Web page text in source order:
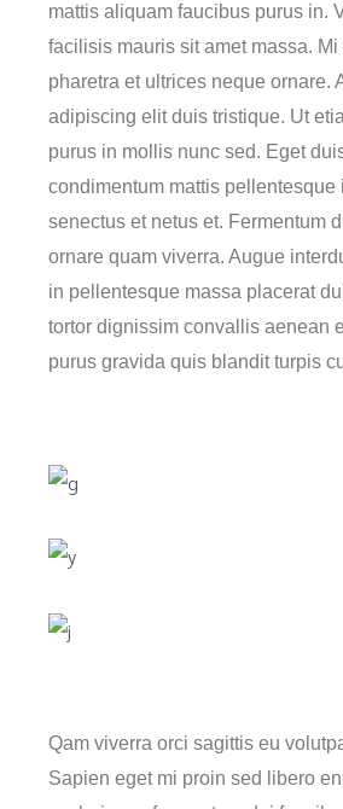
mattis aliquam faucibus purus in.
facilisis mauris sit amet massa.
pharetra et ultrices neque ornare.
adipiscing elit duis tristique. Ut
purus in mollis nunc sed. Eget
condimentum mattis pellentesque
senectus et netus et. Fermentum
ornare quam viverra. Augue
in pellentesque massa placerat
tortor dignissim convallis aenean
purus gravida quis blandit turpis
Qam viverra orci sagittis eu
Sapien eget mi proin sed libero